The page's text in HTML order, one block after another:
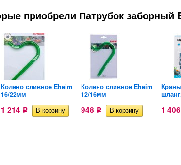
приобрели Патрубок заборный
Колено сливное Eheim
16/22мм
1 214 Р
Колено сливное Eheim
12/16мм
948 Р 1 406